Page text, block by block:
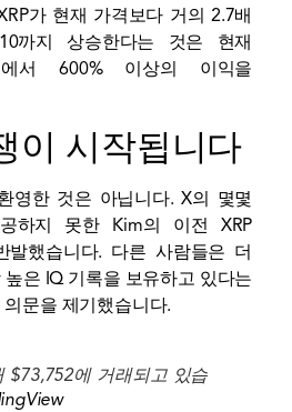
가 현재 가격보다 거의 2.7배
까지 상승한다는 것은 현재
서 600% 이상의 이익을
이 시작됩니다
영한 것은 아닙니다. X의 몇몇
하지 못한 Kim의 이전 XRP
발했습니다. 다른 사람들은 더
은 IQ 기록을 보유하고 있다는
문을 제기했습니다.
$73,752에 거래되고 있습